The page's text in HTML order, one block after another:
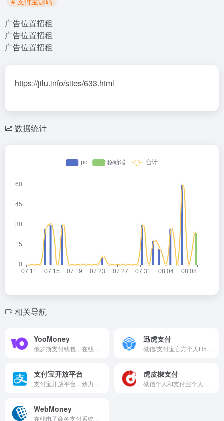
广告位置招租
广告位置招租
广告位置招租
https://jilu.info/sites/633.html
数据统计
相关导航
YooMoney 迅虎支付
支付宝开放平台 虎皮椒支付
WebMoney